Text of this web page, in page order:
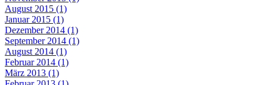
August 2015 (1)
Januar 2015 (1)
Dezember 2014 (1)
September 2014 (1)
August 2014 (1)
Februar 2014 (1)
März 2013 (1)